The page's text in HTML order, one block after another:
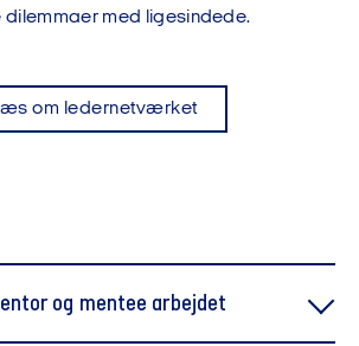
dilemmaer med ligesindede.
om ledernetværket
og mentee arbejdet